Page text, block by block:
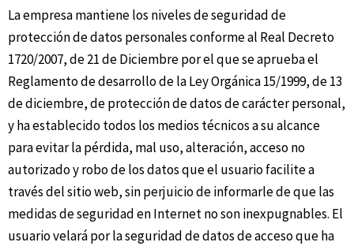
La empresa mantiene los niveles de seguridad de
protección de datos personales conforme al Real Decreto
1720/2007, de 21 de Diciembre por el que se aprueba el
Reglamento de desarrollo de la Ley Orgánica 15/1999, de 13
de diciembre, de protección de datos de carácter personal,
y ha establecido todos los medios técnicos a su alcance
para evitar la pérdida, mal uso, alteración, acceso no
autorizado y robo de los datos que el usuario facilite a
través del sitio web, sin perjuicio de informarle de que las
medidas de seguridad en Internet no son inexpugnables. El
usuario velará por la seguridad de datos de acceso que ha